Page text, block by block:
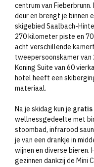
centrum van
deur en brengt je binnen
skigebied Saalbach-
270 kilometer piste en
acht verschillende
tweepersoonskamer
Koning Suite van 60
hotel heeft een
materiaal.
Na je skidag kun je gratis
wellnessgedeelte met
stoombad, infrarood
je van een drankje in
wijnen en diverse
gezinnen dankzij de Mini